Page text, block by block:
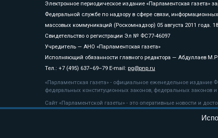
Электронное периодическое издание «Парламентская газета»
Федеральной службе по надзору в сфере связи,
массовых коммуникаций (Роскомнадзор) 05 августа 2011 года.
Свидетельство о регистрации Эл № ФС77-46097
Учредитель — АНО «Парламентская газета»
Исполняющий обязанности главного редактора — Абдуллаев М.Р.
Тел.: +7 (495) 637–69–79 E-mail: pg@pnp.ru
«Парламентская газета» - официальное еженедельное
федеральных конституционных законов, федеральных законов
Сайт «Парламентской газеты» - это оперативные новости и
«Парламентской газеты» активная ссылка на pnp.ru обязательна.
рекомендательные